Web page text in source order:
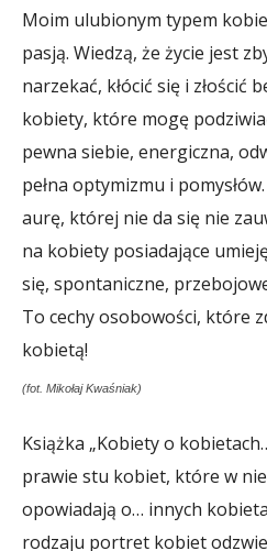
Moim ulubionym typem
pasją. Wiedzą, że życie jest
narzekać, kłócić się i złościć
kobiety, które mogę
pewna siebie, energiczna,
pełna optymizmu i
aurę, której nie da się nie
na kobiety posiadające
się, spontaniczne,
To cechy osobowości, które
kobietą!
(fot. Mikołaj Kwaśniak)
Książka „Kobiety o
prawie stu kobiet, które w
opowiadają o… innych
rodzaju portret kobiet